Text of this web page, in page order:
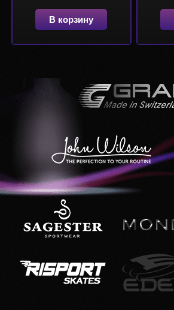
В корзину